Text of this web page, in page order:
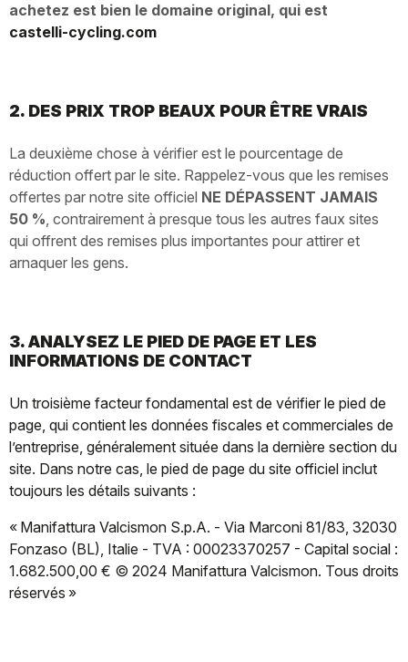
achetez est bien le domaine original, qui est
castelli-cycling.com
2. DES PRIX TROP BEAUX POUR ÊTRE VRAIS
La deuxième chose à vérifier est le pourcentage de
réduction offert par le site. Rappelez-vous que les remises
offertes par notre site officiel NE DÉPASSENT JAMAIS
50 %, contrairement à presque tous les autres faux sites
qui offrent des remises plus importantes pour attirer et
arnaquer les gens.
3. ANALYSEZ LE PIED DE PAGE ET LES
INFORMATIONS DE CONTACT
Un troisième facteur fondamental est de vérifier le pied de
page, qui contient les données fiscales et commerciales de
l’entreprise, généralement située dans la dernière section du
site. Dans notre cas, le pied de page du site officiel inclut
toujours les détails suivants :
« Manifattura Valcismon S.p.A. - Via Marconi 81/83, 32030
Fonzaso (BL), Italie - TVA : 00023370257 - Capital social :
1.682.500,00 € © 2024 Manifattura Valcismon. Tous droits
réservés »